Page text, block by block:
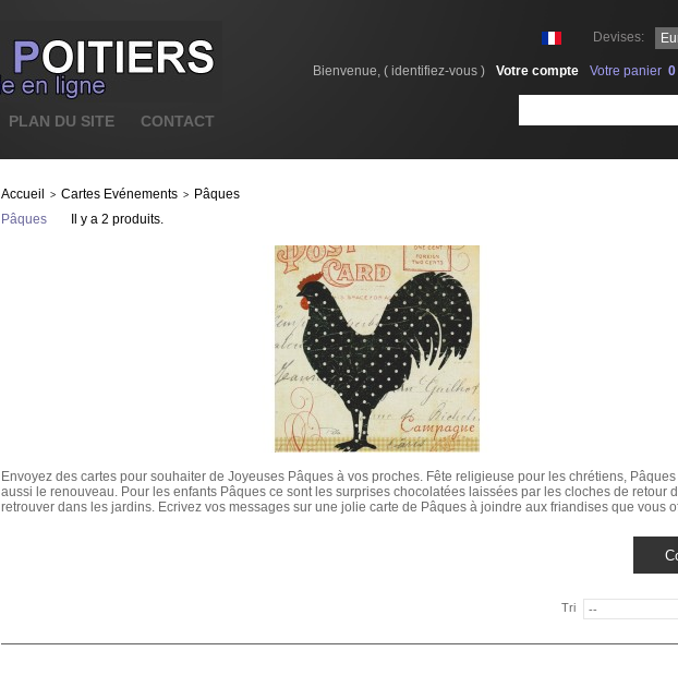
Devises:
Bienvenue, ( identifiez-vous ) Votre compte Votre panier 0
PLAN DU SITE CONTACT
Accueil > Cartes Evénements >
Pâques
Pâques
Il y a 2 produits.
Envoyez des cartes pour souhaiter de Joyeuses Pâques à vos proches. Fête religieuse pour les chrétiens,
aussi le renouveau. Pour les enfants Pâques ce sont les surprises chocolatées laissées par les cloches de retour
retrouver dans les jardins. Ecrivez vos messages sur une jolie carte de Pâques à joindre aux friandises que vous
Tri